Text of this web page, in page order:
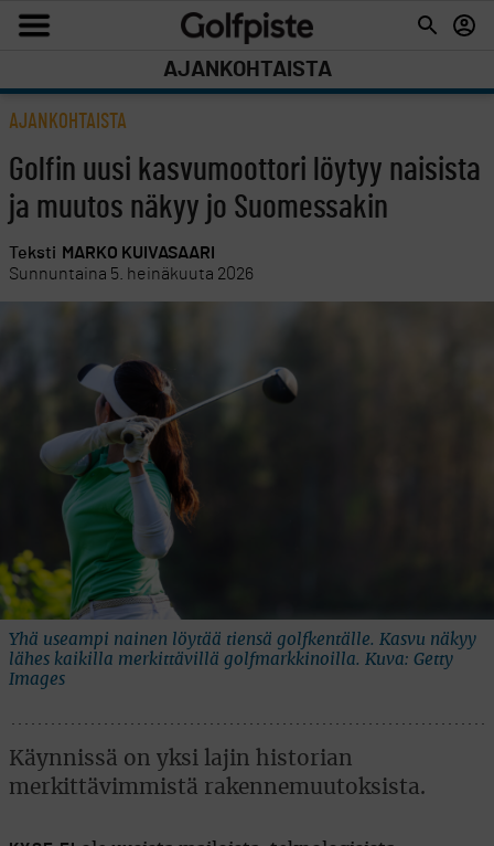
AJANKOHTAISTA
AJANKOHTAISTA
Golfin uusi kasvumoottori löytyy naisista
ja muutos näkyy jo Suomessakin
Teksti MARKO KUIVASAARI
Sunnuntaina 5. heinäkuuta 2026
Yhä useampi nainen löytää tiensä golfkentälle. Kasvu näkyy
lähes kaikilla merkittävillä golfmarkkinoilla. Kuva: Getty
Images
Käynnissä on yksi lajin historian
merkittävimmistä rakennemuutoksista.